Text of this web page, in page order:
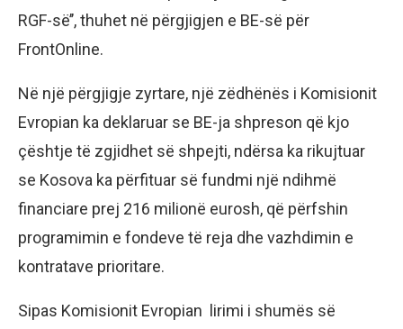
RGF-së’’, thuhet në përgjigjen e BE-së për
FrontOnline.
Në një përgjigje zyrtare, një zëdhënës i Komisionit
Evropian ka deklaruar se BE-ja shpreson që kjo
çështje të zgjidhet së shpejti, ndërsa ka rikujtuar
se Kosova ka përfituar së fundmi një ndihmë
financiare prej 216 milionë eurosh, që përfshin
programimin e fondeve të reja dhe vazhdimin e
kontratave prioritare.
Sipas Komisionit Evropian lirimi i shumës së